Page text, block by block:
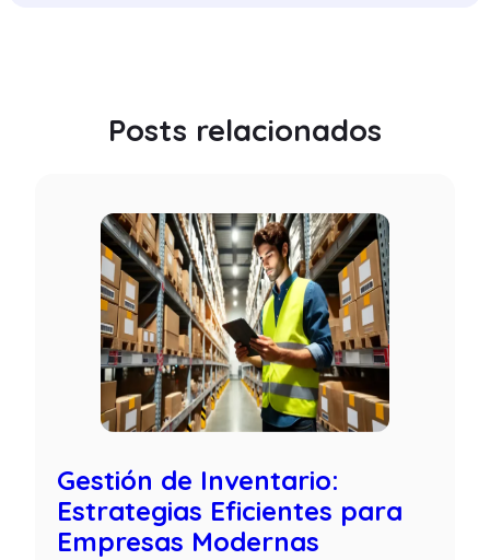
Posts relacionados
Gestión de Inventario:
Estrategias Eficientes para
Empresas Modernas